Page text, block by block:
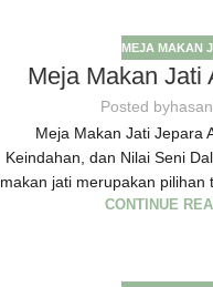
MEJA MAKAN
Meja Makan Jati
Posted byhasan
Meja Makan Jati Jepara
Keindahan, dan Nilai Seni
makan jati merupakan pilihan
CONTINUE